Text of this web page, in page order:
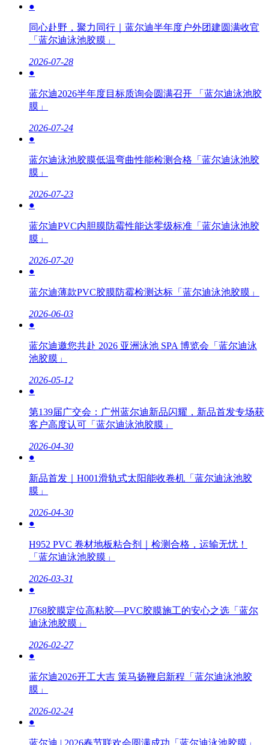
●
同心赴野，聚力同行｜蓝尔迪半年度户外团建圆满收官
「蓝尔迪泳池胶膜」
2026-07-28
●
蓝尔迪2026半年度目标质询会圆满召开 「蓝尔迪泳池胶
膜」
2026-07-24
●
蓝尔迪泳池胶膜低温弯曲性能检测合格「蓝尔迪泳池胶
膜」
2026-07-23
●
蓝尔迪PVC内胆膜防霉性能达零级标准「蓝尔迪泳池胶
膜」
2026-07-20
●
蓝尔迪薄款PVC胶膜防霉检测达标「蓝尔迪泳池胶膜」
2026-06-03
●
蓝尔迪邀您共赴 2026 亚洲泳池 SPA 博览会「蓝尔迪泳
池胶膜」
2026-05-12
●
第139届广交会：广州蓝尔迪新品闪耀，新品首发专场获
客户高度认可「蓝尔迪泳池胶膜」
2026-04-30
●
新品首发｜H001滑轨式太阳能收卷机「蓝尔迪泳池胶
膜」
2026-04-30
●
H952 PVC 卷材地板粘合剂｜检测合格，运输无忧！
「蓝尔迪泳池胶膜」
2026-03-31
●
J768胶膜定位高粘胶—PVC胶膜施工的安心之选「蓝尔
迪泳池胶膜」
2026-02-27
●
蓝尔迪2026开工大吉 策马扬鞭启新程「蓝尔迪泳池胶
膜」
2026-02-24
●
蓝尔迪 | 2026春节联欢会圆满成功「蓝尔迪泳池胶膜」